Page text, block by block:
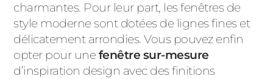
charmantes. Pour leur part, les fenêtres de
style moderne sont dotées de lignes fines et
délicatement arrondies. Vous pouvez enfin
opter pour unefenêtre sur-mesure
d’inspiration design avec des finitions